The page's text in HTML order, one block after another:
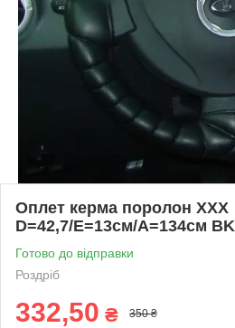
Оплет керма поролон XXX
D=42,7/E=13см/A=134см BK
Готово до відправки
Роздріб
332,50 ₴ 350 ₴